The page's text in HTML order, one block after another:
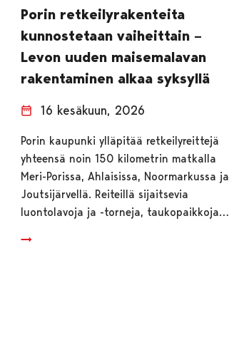
Porin retkeilyrakenteita
kunnostetaan vaiheittain –
Levon uuden maisemalavan
rakentaminen alkaa syksyllä
16 kesäkuun, 2026
Porin kaupunki ylläpitää retkeilyreittejä
yhteensä noin 150 kilometrin matkalla
Meri-Porissa, Ahlaisissa, Noormarkussa ja
Joutsijärvellä. Reiteillä sijaitsevia
luontolavoja ja -torneja, taukopaikkoja…